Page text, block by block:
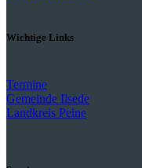
Wichtige Links
Termine
Gemeinde Ilsede
Landkreis Peine